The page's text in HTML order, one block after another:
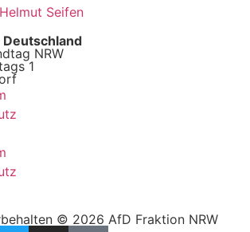
Helmut Seifen
NRW
1
© 2026 AfD Fraktion NRW